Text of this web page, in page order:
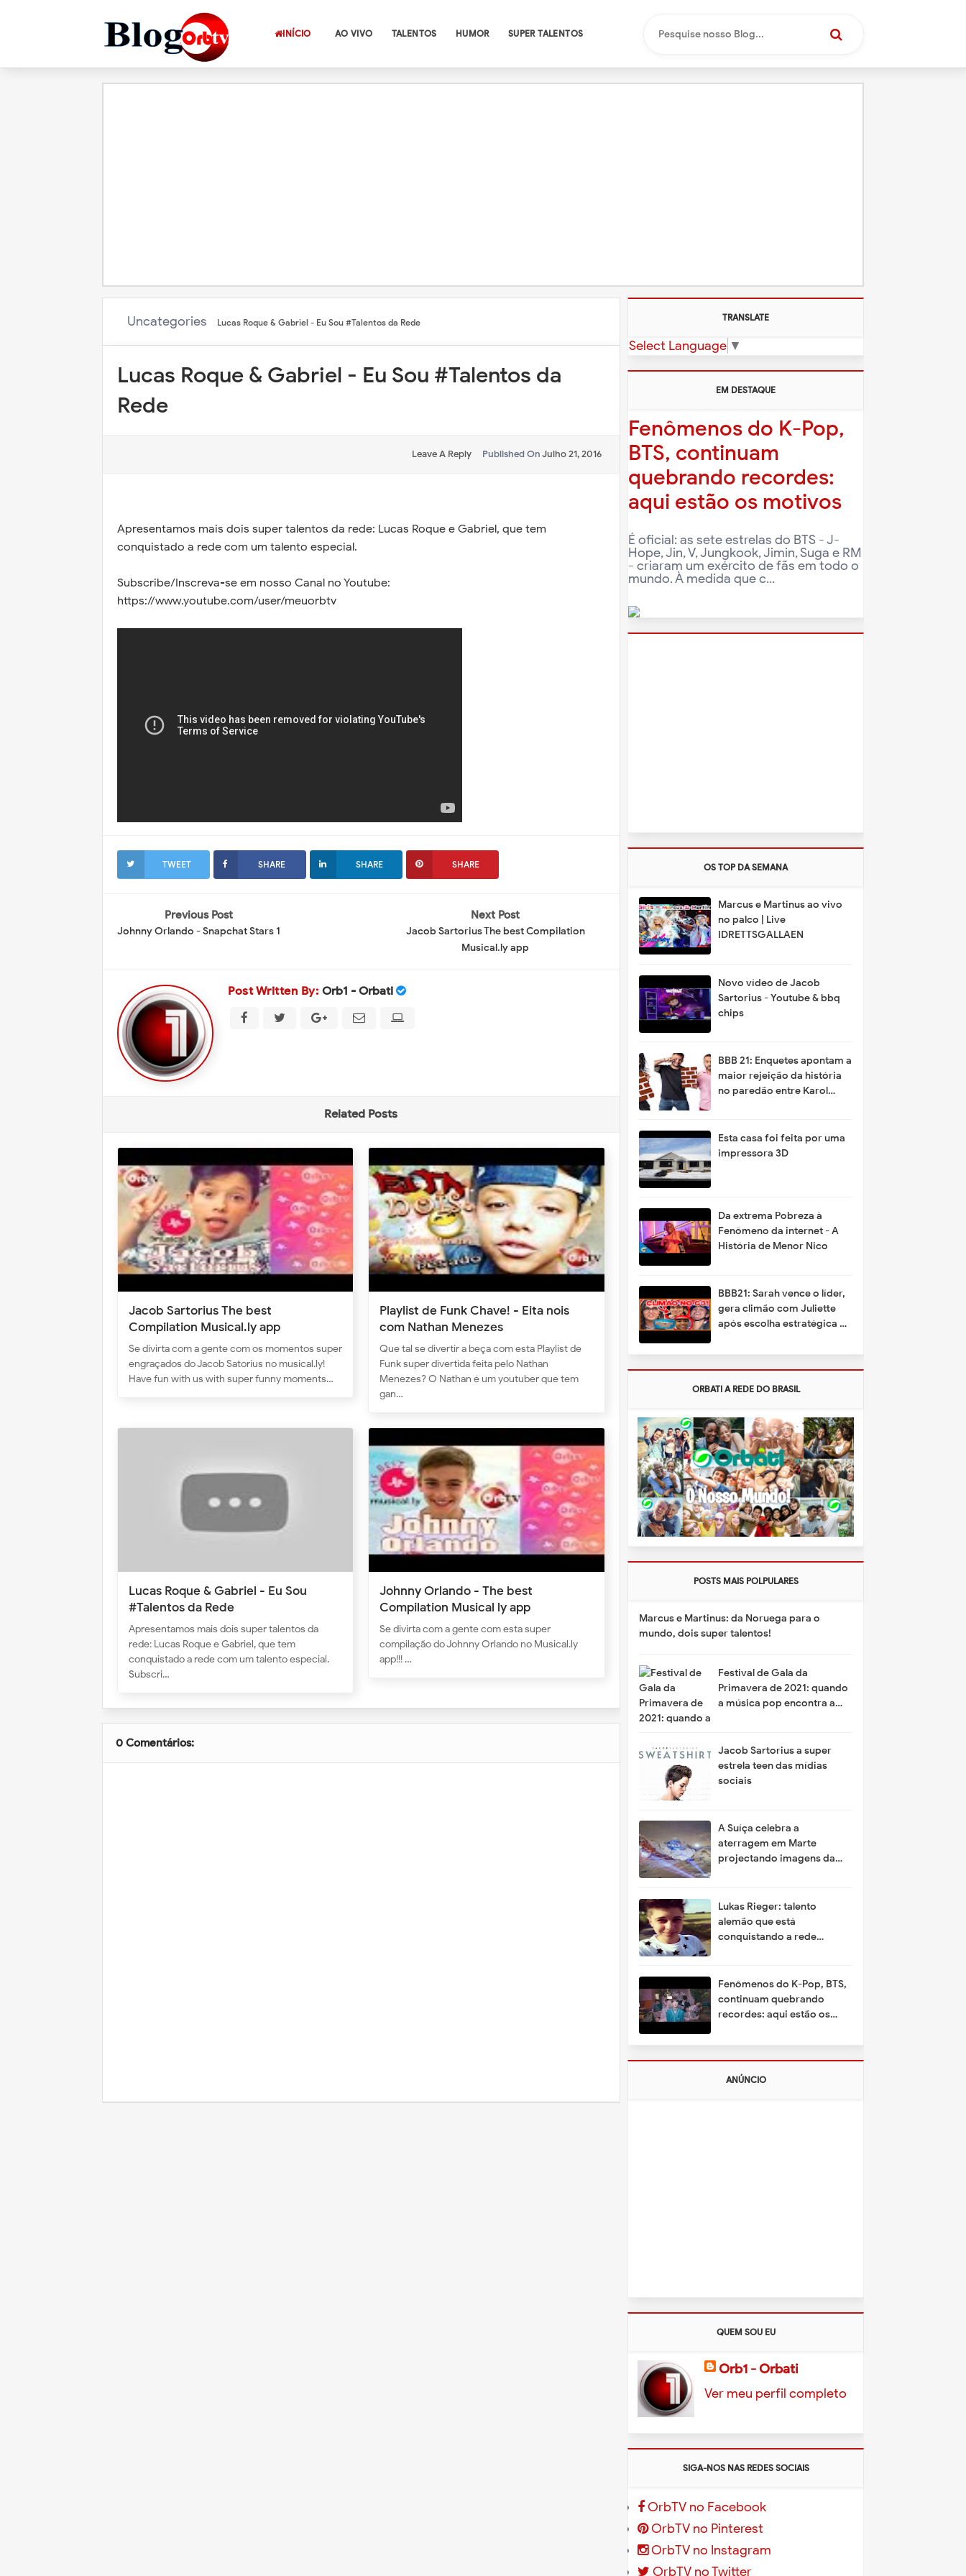
INÍCIO AO VIVO TALENTOS HUMOR SUPER TALENTOS
Uncategories Lucas Roque & Gabriel - Eu Sou #Talentos da Rede
Lucas Roque & Gabriel - Eu Sou #Talentos da
Rede
Published OnJulho 21, 2016
Leave A Reply
Apresentamos mais dois super talentos da rede: Lucas Roque e Gabriel, que tem
conquistado a rede com um talento especial.
Subscribe/Inscreva-se em nosso Canal no Youtube:
https://www.youtube.com/user/meuorbtv
TWEET SHARE SHARE SHARE
Previous Post
Johnny Orlando - Snapchat Stars 1
Next Post
Jacob Sartorius The best Compilation
Musical.ly app
Post Written By: Orb1 - Orbati
Related Posts
Jacob Sartorius The best
Compilation Musical.ly app
Se divirta com a gente com os momentos super
engraçados do Jacob Satorius no musical.ly!
Have fun with us with super funny moments…
Playlist de Funk Chave! - Eita nois
com Nathan Menezes
Que tal se divertir a beça com esta Playlist de
Funk super divertida feita pelo Nathan
Menezes? O Nathan é um youtuber que tem
gan…
Lucas Roque & Gabriel - Eu Sou
#Talentos da Rede
Apresentamos mais dois super talentos da
rede: Lucas Roque e Gabriel, que tem
conquistado a rede com um talento especial.
Subscri…
Johnny Orlando - The best
Compilation Musical ly app
Se divirta com a gente com esta super
compilação do Johnny Orlando no Musical.ly
app!!! …
0 Comentários:
TRANSLATE
Select Language ▼
EM DESTAQUE
Fenômenos do K-Pop,
BTS, continuam
quebrando recordes:
aqui estão os motivos
É oficial: as sete estrelas do BTS - J-
Hope, Jin, V, Jungkook, Jimin, Suga e RM
- criaram um exército de fãs em todo o
mundo. À medida que c...
OS TOP DA SEMANA
Marcus e Martinus ao vivo
no palco | Live
IDRETTSGALLAEN
Novo vídeo de Jacob
Sartorius - Youtube & bbq
chips
BBB 21: Enquetes apontam a
maior rejeição da história
no paredão entre Karol
Esta casa foi feita por uma
impressora 3D
Da extrema Pobreza à
Fenômeno da internet - A
História de Menor Nico
BBB21: Sarah vence o líder,
gera climão com Juliette
após escolha estratégica e
ORBATI A REDE DO BRASIL
POSTS MAIS POLPULARES
Marcus e Martinus: da Noruega para o
mundo, dois super talentos!
Festival de Gala da
Primavera de 2021: quando
a música pop encontra a
Jacob Sartorius a super
estrela teen das mídias
sociais
A Suíça celebra a
aterragem em Marte
projectando imagens da
Lukas Rieger: talento
alemão que está
conquistando a rede
Fenômenos do K-Pop, BTS,
continuam quebrando
recordes: aqui estão os
ANÚNCIO
QUEM SOU EU
Orb1 - Orbati
Ver meu perfil completo
SIGA-NOS NAS REDES SOCIAIS
OrbTV no Facebook
OrbTV no Pinterest
OrbTV no Instagram
OrbTV no Twitter